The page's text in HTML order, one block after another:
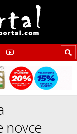
novce